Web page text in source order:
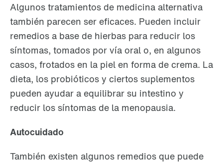
Algunos tratamientos de medicina alternativa
también parecen ser eficaces. Pueden incluir
remedios a base de hierbas para reducir los
síntomas, tomados por vía oral o, en algunos
casos, frotados en la piel en forma de crema. La
dieta, los probióticos y ciertos suplementos
pueden ayudar a equilibrar su intestino y
reducir los síntomas de la menopausia.
Autocuidado
También existen algunos remedios que puede